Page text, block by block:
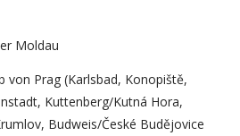
Moldau
von Prag (Karlsbad, Konopiště,
Kuttenberg/Kutná Hora,
Budweis/České Budějovice